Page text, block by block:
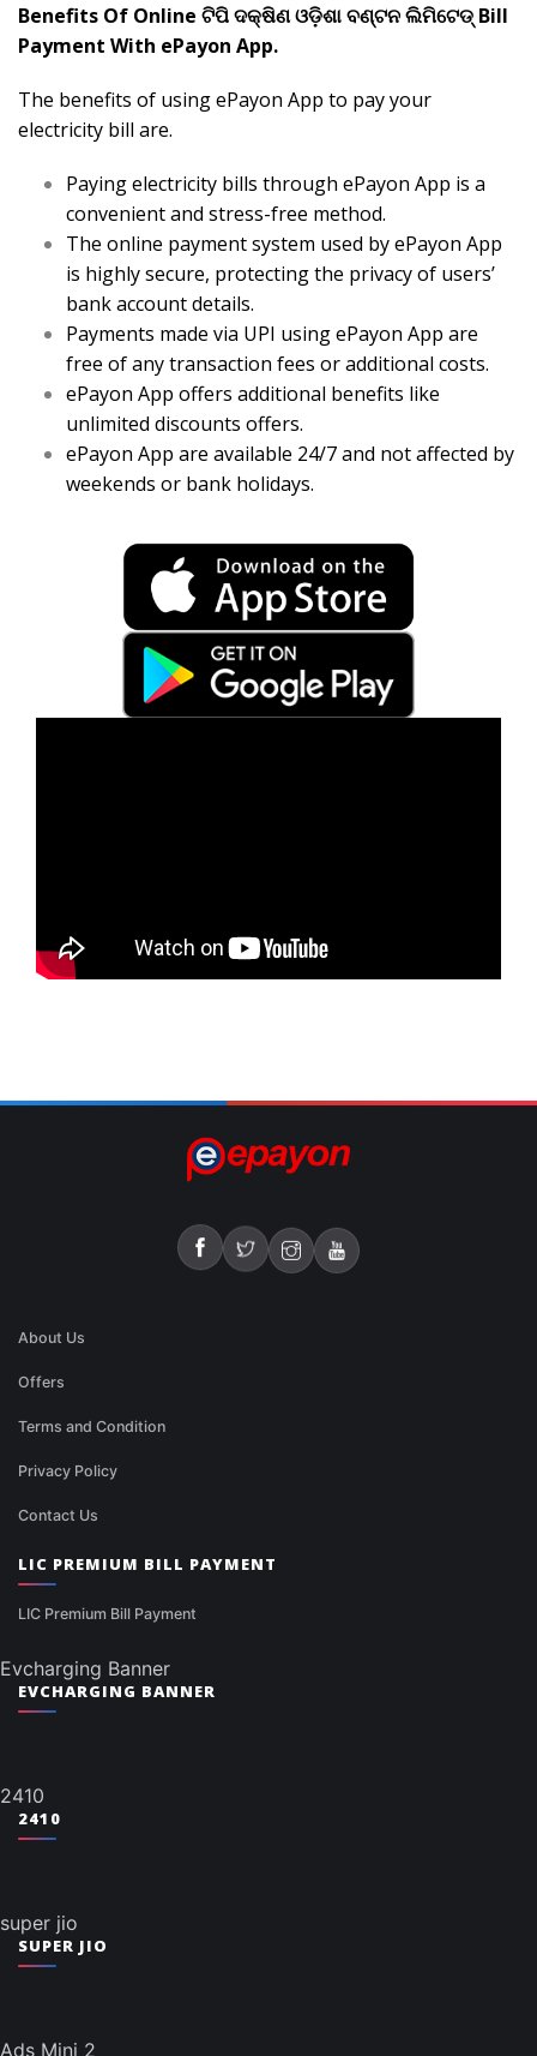
Benefits Of Online ଟିପି ଦକ୍ଷିଣ ଓଡ଼ିଶା ବଣ୍ଟନ ଲିମିଟେଡ୍ Bill
Payment With ePayon App.
The benefits of using ePayon App to pay your
electricity bill are.
Paying electricity bills through ePayon App is a
convenient and stress-free method.
The online payment system used by ePayon App
is highly secure, protecting the privacy of users’
bank account details.
Payments made via UPI using ePayon App are
free of any transaction fees or additional costs.
ePayon App offers additional benefits like
unlimited discounts offers.
ePayon App are available 24/7 and not affected by
weekends or bank holidays.
About Us
Offers
Terms and Condition
Privacy Policy
Contact Us
LIC PREMIUM BILL PAYMENT
LIC Premium Bill Payment
Evcharging Banner
EVCHARGING BANNER
2410
2410
super jio
SUPER JIO
Ads Mini 2